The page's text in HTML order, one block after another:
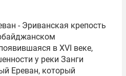
- Эриванская крепость
в XVI веке,
у реки Занги
Ереван, который